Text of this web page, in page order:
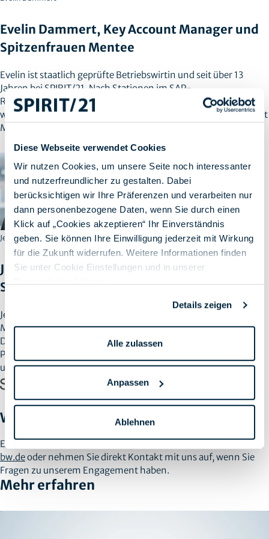
Diese Webseite verwendet Cookies
Wir nutzen Cookies, um unsere Seite noch interessanter
und nutzerfreundlicher zu gestalten. Dabei
berücksichtigen wir Ihre Präferenzen und verarbeiten nur
dann personenbezogene Daten, wenn Sie durch einen
Klick auf „Cookies akzeptieren“ Ihr Einverständnis
geben. Sie können Ihre Einwilligung jederzeit mit Wirkung
für die Zukunft widerrufen. Weitere Informationen finden
Sie unter Cookie Einstellungen und in unserer
Details zeigen
Alle zulassen
Anpassen
Ablehnen
Evelin Dammert, Key Account Manager und
Spitzenfrauen Mentee
Evelin ist staatlich geprüfte Betriebswirtin und seit über 13
Jahren bei SPIRIT/21. Nach Stationen im SAP-
Ressourcenmanagement und als Teamleiterin SAP Education
wechselte sie im April 2025 in den Vertrieb. Als SAP Key Account
Managerin verbindet sie tiefes Fachwissen mit Kundenfokus.
Jennifer Bach, Senior Project Manager und
Spitzenfrauen Mentee
Jennifer Bach bringt langjährige Erfahrung aus BID-
Management, IT-Portfoliosteuerung und Business
Development mit. Sie verantwortet bei SPIRIT/21 komplexe IT-
Projekte mit direktem Einfluss auf die Geschäftsentwicklung
unserer Kunden.
Jennifer Bach
Weitere Informationen
Erfahren Sie mehr über das Projekt unterwww.spitzenfrauen-
bw.deoder nehmen Sie direkt Kontakt mit uns auf, wenn Sie
Fragen zu unserem Engagement haben.
Mehr erfahren